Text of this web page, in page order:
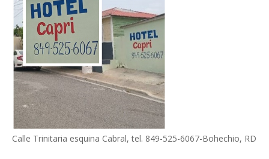
Calle Trinitaria esquina Cabral, tel. 849-525-6067-Bohechio, RD